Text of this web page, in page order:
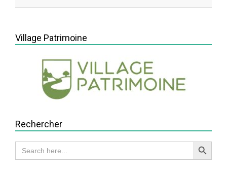
2026-
17
Village Patrimoine
Rechercher
Search
for:
Search Button